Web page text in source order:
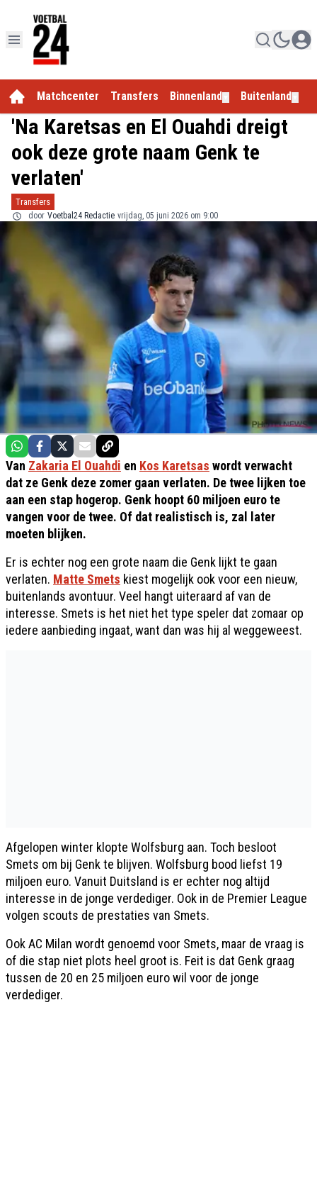
Matchcenter Transfers Binnenland Buitenland
'Na Karetsas en El Ouahdi dreigt
ook deze grote naam Genk te
verlaten'
Transfers
door Voetbal24 Redactie vrijdag, 05 juni 2026 om 9:00
Van Zakaria El Ouahdi en Kos Karetsas wordt verwacht
dat ze Genk deze zomer gaan verlaten. De twee lijken toe
aan een stap hogerop. Genk hoopt 60 miljoen euro te
vangen voor de twee. Of dat realistisch is, zal later
moeten blijken.
Er is echter nog een grote naam die Genk lijkt te gaan
verlaten. Matte Smets kiest mogelijk ook voor een nieuw,
buitenlands avontuur. Veel hangt uiteraard af van de
interesse. Smets is het niet het type speler dat zomaar op
iedere aanbieding ingaat, want dan was hij al weggeweest.
Afgelopen winter klopte Wolfsburg aan. Toch besloot
Smets om bij Genk te blijven. Wolfsburg bood liefst 19
miljoen euro. Vanuit Duitsland is er echter nog altijd
interesse in de jonge verdediger. Ook in de Premier League
volgen scouts de prestaties van Smets.
Ook AC Milan wordt genoemd voor Smets, maar de vraag is
of die stap niet plots heel groot is. Feit is dat Genk graag
tussen de 20 en 25 miljoen euro wil voor de jonge
verdediger.